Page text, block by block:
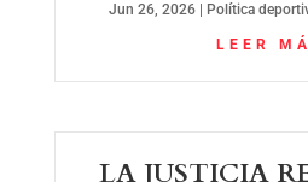
Jun 26, 2026 Política
LEER
LA JUSTICIA